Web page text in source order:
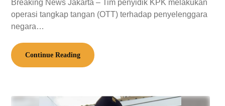
Breaking News Jakarta – Tim penyidik KPK melakukan
operasi tangkap tangan (OTT) terhadap penyelenggara
negara…
Continue Reading